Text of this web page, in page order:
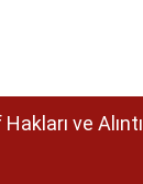
ve Alıntı